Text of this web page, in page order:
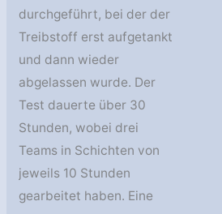
durchgeführt, bei der der
Treibstoff erst aufgetankt
und dann wieder
abgelassen wurde. Der
Test dauerte über 30
Stunden, wobei drei
Teams in Schichten von
jeweils 10 Stunden
gearbeitet haben. Eine